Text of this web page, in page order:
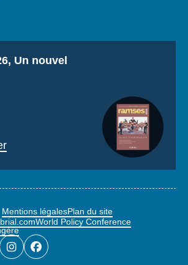
Un nouvel
Mentions légalesPlan du site
World Policy Conference